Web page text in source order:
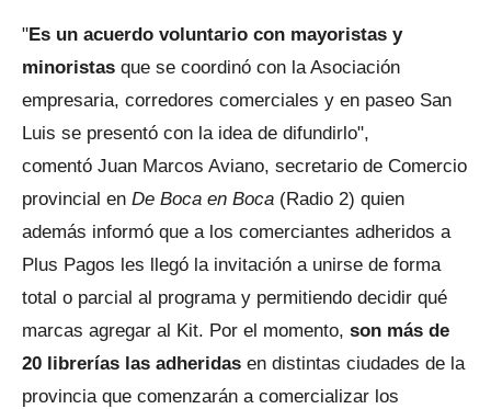
"Es un acuerdo voluntario con mayoristas y
minoristas que se coordinó con la Asociación
empresaria, corredores comerciales y en paseo San
Luis se presentó con la idea de difundirlo",
comentó Juan Marcos Aviano, secretario de Comercio
provincial en De Boca en Boca (Radio 2) quien
además informó que a los comerciantes adheridos a
Plus Pagos les llegó la invitación a unirse de forma
total o parcial al programa y permitiendo decidir qué
marcas agregar al Kit. Por el momento, son más de
20 librerías las adheridas en distintas ciudades de la
provincia que comenzarán a comercializar los